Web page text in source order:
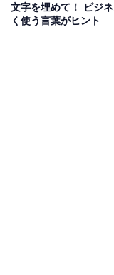
文字を埋めて！ ビジ
く使う言葉がヒント